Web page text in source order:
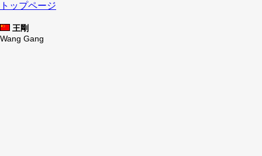
トップページ
王剛
Wang Gang